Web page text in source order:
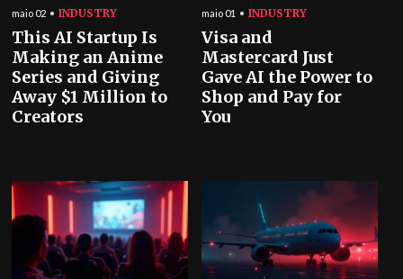
maio 02 INDUSTRY
This AI Startup Is
Making an Anime
Series and Giving
Away $1 Million to
Creators
maio 01 INDUSTRY
Visa and
Mastercard Just
Gave AI the Power to
Shop and Pay for
You